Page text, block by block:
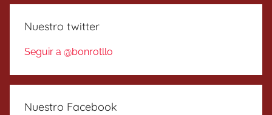
Nuestro twitter
Seguir a @bonrotllo
Nuestro Facebook